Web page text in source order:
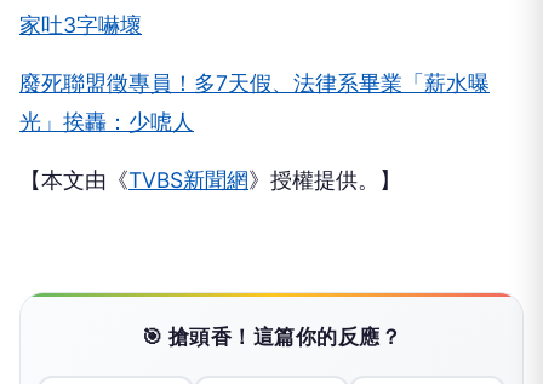
家吐3字嚇壞
廢死聯盟徵專員！多7天假、法律系畢業「薪水曝
光」挨轟：少唬人
【本文由《TVBS新聞網》授權提供。】
🎯 搶頭香！這篇你的反應？